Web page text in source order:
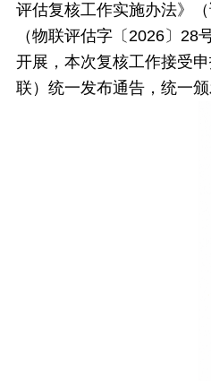
评估复核工作实施办法》
（物联评估字〔2026〕
开展，本次复核工作接受
联）统一发布通告，统一